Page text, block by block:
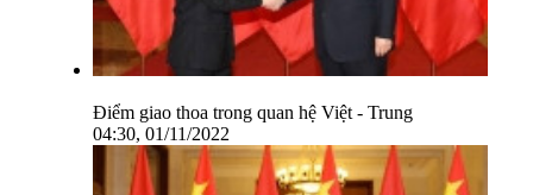
Điểm giao thoa trong quan hệ Việt - Trung
04:30, 01/11/2022